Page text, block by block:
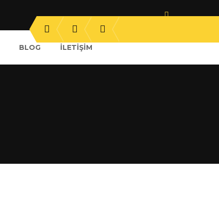
BLOG İLETIŞIM